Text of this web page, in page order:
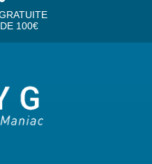
100€